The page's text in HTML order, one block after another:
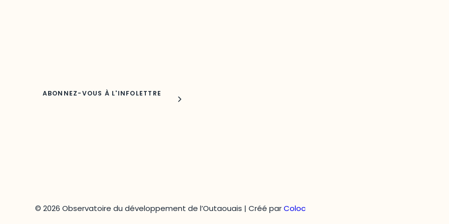
© 2026 Observatoire du développement de l’Outaouais | Créé parColoc